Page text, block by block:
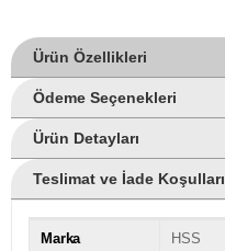
Ürün Özellikleri
Ödeme Seçenekleri
Ürün Detayları
Teslimat ve İade Koşulları
Marka HSS